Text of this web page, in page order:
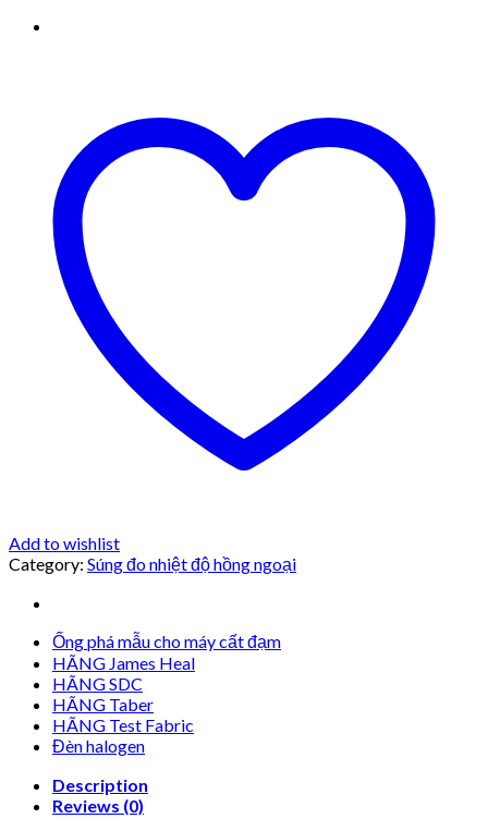
Add to wishlist
Category: Súng đo nhiệt độ hồng ngoại
Ống phá mẫu cho máy cất đạm
HÃNG James Heal
HÃNG SDC
HÃNG Taber
HÃNG Test Fabric
Đèn halogen
Description
Reviews (0)